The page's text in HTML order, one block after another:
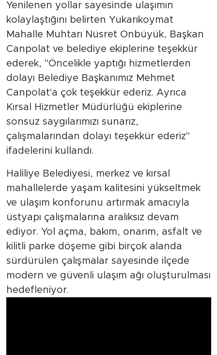
Yenilenen yollar sayesinde ulaşımın
kolaylaştığını belirten Yukarıkoymat
Mahalle Muhtarı Nüsret Onbüyük, Başkan
Canpolat ve belediye ekiplerine teşekkür
ederek, "Öncelikle yaptığı hizmetlerden
dolayı Belediye Başkanımız Mehmet
Canpolat'a çok teşekkür ederiz. Ayrıca
Kırsal Hizmetler Müdürlüğü ekiplerine
sonsuz saygılarımızı sunarız,
çalışmalarından dolayı teşekkür ederiz"
ifadelerini kullandı.
Haliliye Belediyesi, merkez ve kırsal
mahallelerde yaşam kalitesini yükseltmek
ve ulaşım konforunu artırmak amacıyla
üstyapı çalışmalarına aralıksız devam
ediyor. Yol açma, bakım, onarım, asfalt ve
kilitli parke döşeme gibi birçok alanda
sürdürülen çalışmalar sayesinde ilçede
modern ve güvenli ulaşım ağı oluşturulması
hedefleniyor.